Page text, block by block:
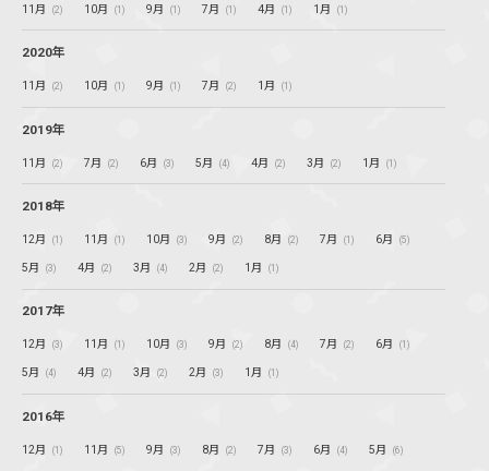
11月 (2) 10月 (1) 9月 (1) 7月 (1) 4月 (1) 1月 (1)
2020年
11月 (2) 10月 (1) 9月 (1) 7月 (2) 1月 (1)
2019年
11月 (2) 7月 (2) 6月 (3) 5月 (4) 4月 (2) 3月 (2) 1月 (1)
2018年
12月 (1) 11月 (1) 10月 (3) 9月 (2) 8月 (2) 7月 (1) 6月 (5)
5月 (3) 4月 (2) 3月 (4) 2月 (2) 1月 (1)
2017年
12月 (3) 11月 (1) 10月 (3) 9月 (2) 8月 (4) 7月 (2) 6月 (1)
5月 (4) 4月 (2) 3月 (2) 2月 (3) 1月 (1)
2016年
12月 (1) 11月 (5) 9月 (3) 8月 (2) 7月 (3) 6月 (4) 5月 (6)